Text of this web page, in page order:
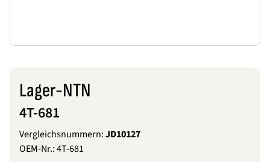
Lager-NTN
4T-681
Vergleichsnummern:JD10127
OEM-Nr.:4T-681